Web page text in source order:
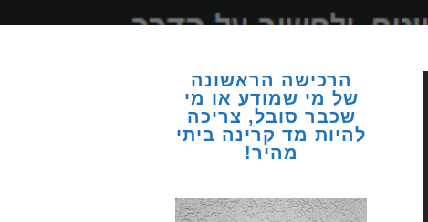
הרכישה הראשונה
של מי שמודע או מי
שכבר סובל, צריכה
להיות מד קרינה ביתי
מהיר!